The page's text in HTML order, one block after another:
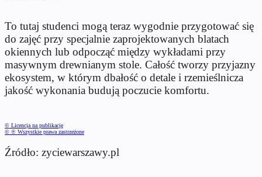
To tutaj studenci mogą teraz wygodnie przygotować się
do zajęć przy specjalnie zaprojektowanych blatach
okiennych lub odpocząć między wykładami przy
masywnym drewnianym stole. Całość tworzy przyjazny
ekosystem, w którym dbałość o detale i rzemieślnicza
jakość wykonania budują poczucie komfortu.
© Licencja na publikację
© ℗ Wszystkie prawa zastrzeżone
Źródło: zyciewarszawy.pl